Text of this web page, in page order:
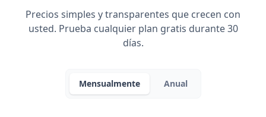
Precios simples y transparentes que crecen con
usted. Prueba cualquier plan gratis durante 30
días.
Mensualmente Anual